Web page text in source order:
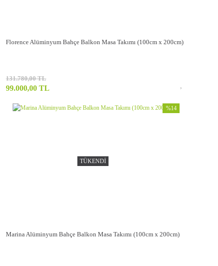
Florence Alüminyum Bahçe Balkon Masa Takımı (100cm x 200cm)
131.780,00 TL
99.000,00 TL
TÜKENDİ
Marina Alüminyum Bahçe Balkon Masa Takımı (100cm x 200cm)
%14